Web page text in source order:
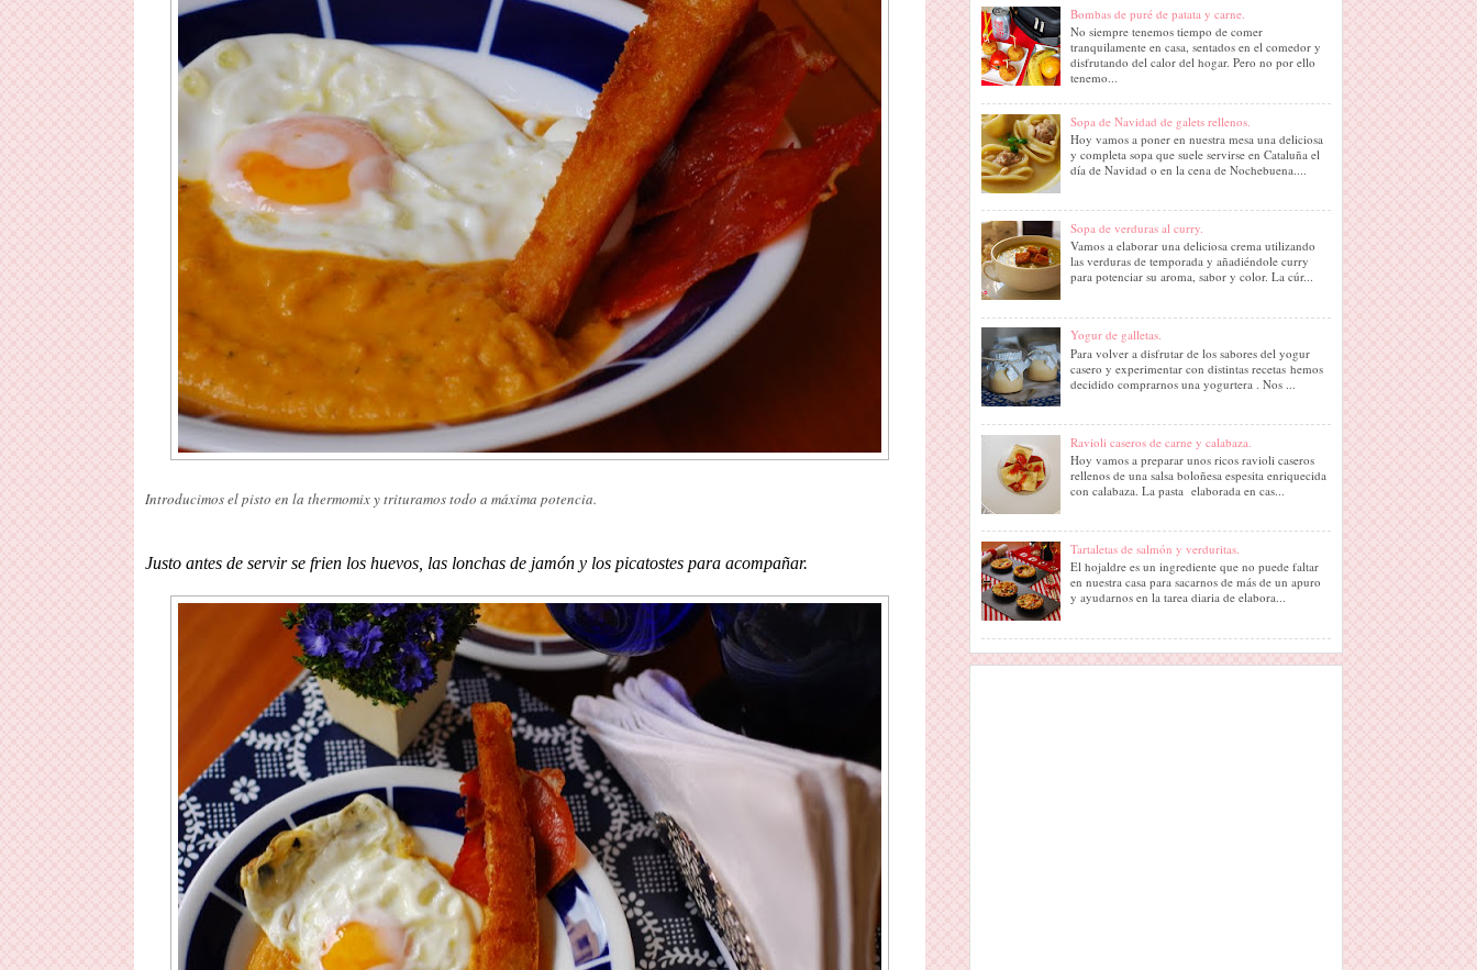
Introducimos el pisto en la thermomix y trituramos todo a máxima potencia.
Justo antes de servir se frien los huevos, las lonchas de jamón y los picatostes para acompañar.
Bombas de puré de patata y carne.
No siempre tenemos tiempo de comer
tranquilamente en casa, sentados en el comedor y
disfrutando del calor del hogar. Pero no por ello
tenemo...
Sopa de Navidad de galets rellenos.
Hoy vamos a poner en nuestra mesa una deliciosa
y completa sopa que suele servirse en Cataluña el
día de Navidad o en la cena de Nochebuena....
Sopa de verduras al curry.
Vamos a elaborar una deliciosa crema utilizando
las verduras de temporada y añadiéndole curry
para potenciar su aroma, sabor y color. La cúr...
Yogur de galletas.
Para volver a disfrutar de los sabores del yogur
casero y experimentar con distintas recetas hemos
decidido comprarnos una yogurtera . Nos ...
Ravioli caseros de carne y calabaza.
Hoy vamos a preparar unos ricos ravioli caseros
rellenos de una salsa boloñesa espesita enriquecida
con calabaza. La pasta elaborada en cas...
Tartaletas de salmón y verduritas.
El hojaldre es un ingrediente que no puede faltar
en nuestra casa para sacarnos de más de un apuro
y ayudarnos en la tarea diaria de elabora...